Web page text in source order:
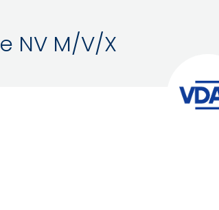
NV M/V/X